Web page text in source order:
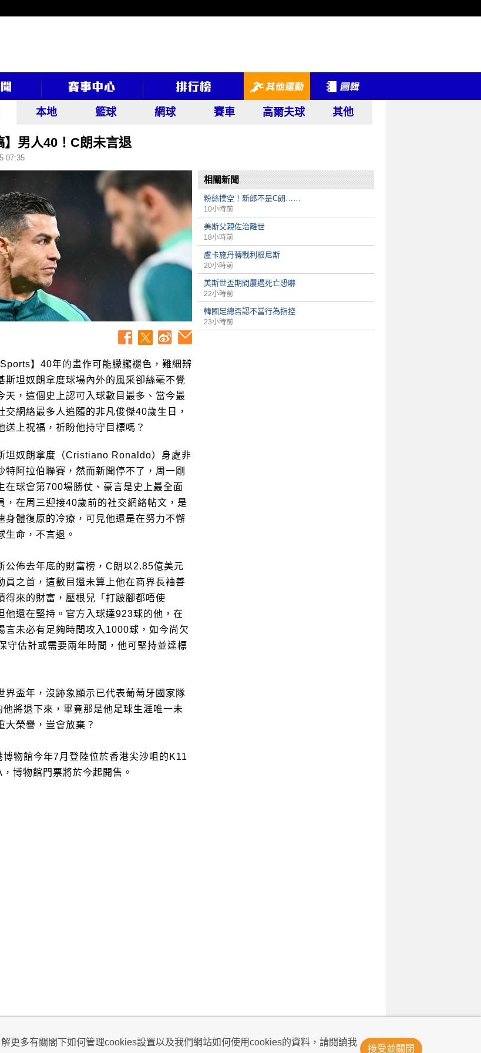
本地 籃球 網球 賽車 高爾夫球 其他
】男人40！C朗未言退
07:35
Sports】40年的畫作可能朦朧褪色，難細辨
斯坦奴朗拿度球場內外的風采卻絲毫不覺
天，這個史上認可入球數目最多、當今最
交網絡最多人追隨的非凡俊傑40歲生日，
送上祝福，祈盼他持守目標嗎？
坦奴朗拿度（Cristiano Ronaldo）身處非
特阿拉伯聯賽，然而新聞停不了，周一剛
在球會第700場勝仗、豪言是史上最全面
，在周三迎接40歲前的社交網絡帖文，是
身體復原的冷療，可見他還是在努力不懈
生命，不言退。
公佈去年底的財富榜，C朗以2.85億美元
員之首，這數目還未算上他在商界長袖善
得來的財富，壓根兒「打跛腳都唔使
他還在堅持。官方入球達923球的他，在
言未必有足夠時間攻入1000球，如今尚欠
守估計或需要兩年時間，他可堅持並達標
界盃年，沒跡象顯示已代表葡萄牙國家隊
他將退下來，畢竟那是他足球生涯唯一未
大榮譽，豈會放棄？
博物館今年7月登陸位於香港尖沙咀的K11
博物館門票將於今起開售。
相關新聞
粉絲撲空！新郎不是C朗……
10小時前
美斯父親佐治離世
18小時前
盧卡施丹轉戰利根尼斯
20小時前
美斯世盃期間屢遇死亡恐嚇
22小時前
韓國足總否認不當行為指控
23小時前
更多有關閣下如何管理cookies設置以及我們網站如何使用cookies的資料，請閱讀我
接受並關閉
© Now TV Limited 2011-2026 著作權所有